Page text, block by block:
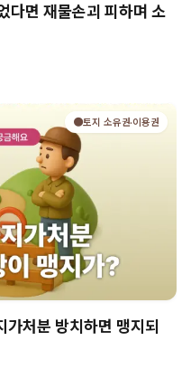
다면 재물손괴 피하며 소
🟤토지 소유권·이용권
처분 방치하면 맹지되